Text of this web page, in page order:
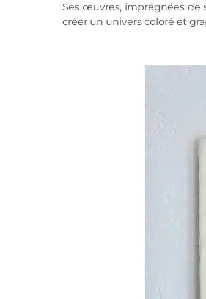
Ses œuvres, imprégnées de
créer un univers coloré et